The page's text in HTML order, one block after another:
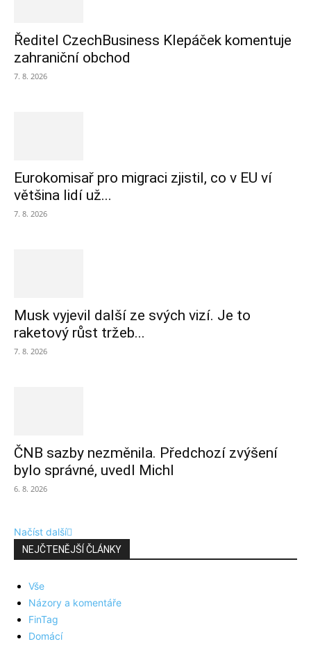
Ředitel CzechBusiness Klepáček komentuje
zahraniční obchod
7. 8. 2026
Eurokomisař pro migraci zjistil, co v EU ví
většina lidí už...
7. 8. 2026
Musk vyjevil další ze svých vizí. Je to
raketový růst tržeb...
7. 8. 2026
ČNB sazby nezměnila. Předchozí zvýšení
bylo správné, uvedl Michl
6. 8. 2026
Načíst další
NEJČTENĚJŠÍ ČLÁNKY
Vše
Názory a komentáře
FinTag
Domácí